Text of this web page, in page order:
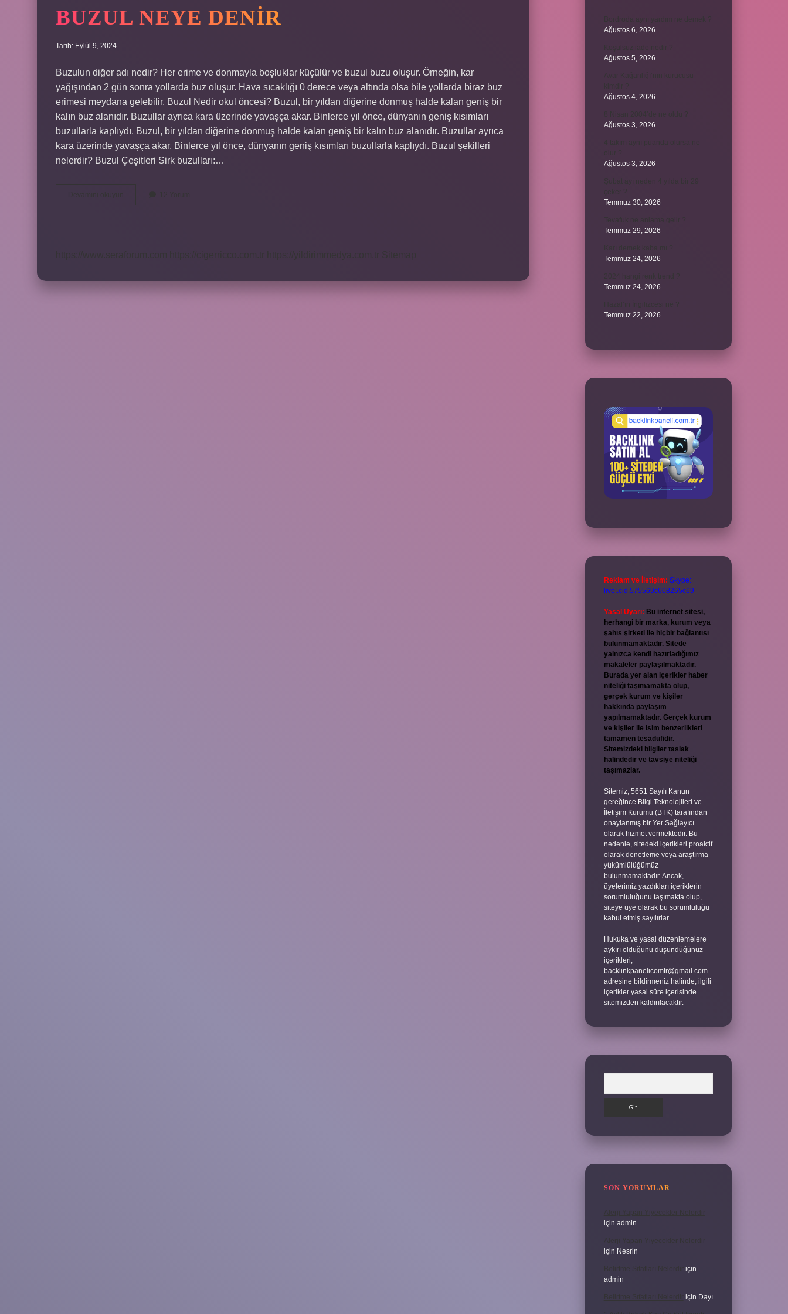
BUZUL NEYE DENIR
Tarih: Eylül 9, 2024
Buzulun diğer adı nedir? Her erime ve donmayla boşluklar küçülür ve buzul buzu oluşur. Örneğin, kar
yağışından 2 gün sonra yollarda buz oluşur. Hava sıcaklığı 0 derece veya altında olsa bile yollarda biraz buz
erimesi meydana gelebilir. Buzul Nedir okul öncesi? Buzul, bir yıldan diğerine donmuş halde kalan geniş bir
kalın buz alanıdır. Buzullar ayrıca kara üzerinde yavaşça akar. Binlerce yıl önce, dünyanın geniş kısımları
buzullarla kaplıydı. Buzul, bir yıldan diğerine donmuş halde kalan geniş bir kalın buz alanıdır. Buzullar ayrıca
kara üzerinde yavaşça akar. Binlerce yıl önce, dünyanın geniş kısımları buzullarla kaplıydı. Buzul şekilleri
nelerdir? Buzul Çeşitleri Sirk buzulları:…
Ağustos 6, 2026
Ağustos 5, 2026
Ağustos 4, 2026
Ağustos 3, 2026
Ağustos 3, 2026
Temmuz 30, 2026
Temmuz 29, 2026
Temmuz 24, 2026
Temmuz 24, 2026
Temmuz 22, 2026
Reklam ve İletişim: Skype:
live:.cid.575569c608265c69
Yasal Uyarı: Bu internet sitesi,
herhangi bir marka, kurum veya
şahıs şirketi ile hiçbir bağlantısı
bulunmamaktadır. Sitede
yalnızca kendi hazırladığımız
makaleler paylaşılmaktadır.
Burada yer alan içerikler haber
niteliği taşımamakta olup,
gerçek kurum ve kişiler
hakkında paylaşım
yapılmamaktadır. Gerçek kurum
ve kişiler ile isim benzerlikleri
tamamen tesadüfidir.
Sitemizdeki bilgiler taslak
halindedir ve tavsiye niteliği
taşımazlar.
Sitemiz, 5651 Sayılı Kanun
gereğince Bilgi Teknolojileri ve
İletişim Kurumu (BTK) tarafından
onaylanmış bir Yer Sağlayıcı
olarak hizmet vermektedir. Bu
nedenle, sitedeki içerikleri proaktif
olarak denetleme veya araştırma
yükümlülüğümüz
bulunmamaktadır. Ancak,
üyelerimiz yazdıkları içeriklerin
sorumluluğunu taşımakta olup,
siteye üye olarak bu sorumluluğu
kabul etmiş sayılırlar.
Hukuka ve yasal düzenlemelere
aykırı olduğunu düşündüğünüz
içerikleri,
backlinkpanelicomtr@gmail.com
adresine bildirmeniz halinde, ilgili
içerikler yasal süre içerisinde
sitemizden kaldırılacaktır.
SON YORUMLAR
Alerji Yapan Yiyecekler Nelerdir
için admin
Alerji Yapan Yiyecekler Nelerdir
için Nesrin
Belirtme Sıfatları Nelerdir için
admin
Belirtme Sıfatları Nelerdir için Dayı